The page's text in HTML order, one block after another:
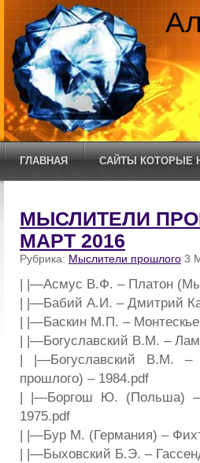
ГЛАВНАЯ САЙТЫ КОТОРЫЕ
МЫСЛИТЕЛИ
МАРТ 2016
Рубрика: Мыслители прошлого 3
| |—Асмус В.Ф. – Платон
| |—Бабий А.И. – Дмитрий
| |—Баскин М.П. –
| |—Богуславский В.М. –
| |—Богуславский В.М. –
прошлого) – 1984.pdf
| |—Боргош Ю. (Польша) –
1975.pdf
| |—Бур М. (Германия) –
| |—Быховский Б.Э. –